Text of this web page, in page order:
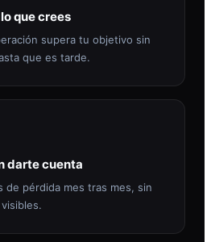
que crees
supera tu objetivo sin
que es tarde.
darte cuenta
de pérdida mes tras mes, sin